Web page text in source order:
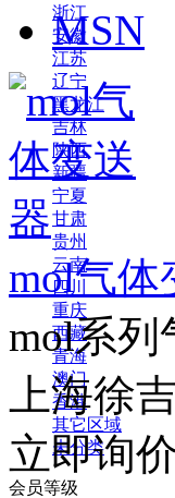
浙江
安徽
江苏
辽宁
黑龙江
吉林
陕西
新疆
宁夏
甘肃
贵州
云南
四川
重庆
西藏
青海
澳门
香港
其它区域
未分类
会员等级
MSN
mol气体
mol系列
上海徐
立即询